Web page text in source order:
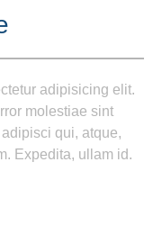
adipisicing elit.
molestiae sint
qui, atque,
Expedita, ullam id.